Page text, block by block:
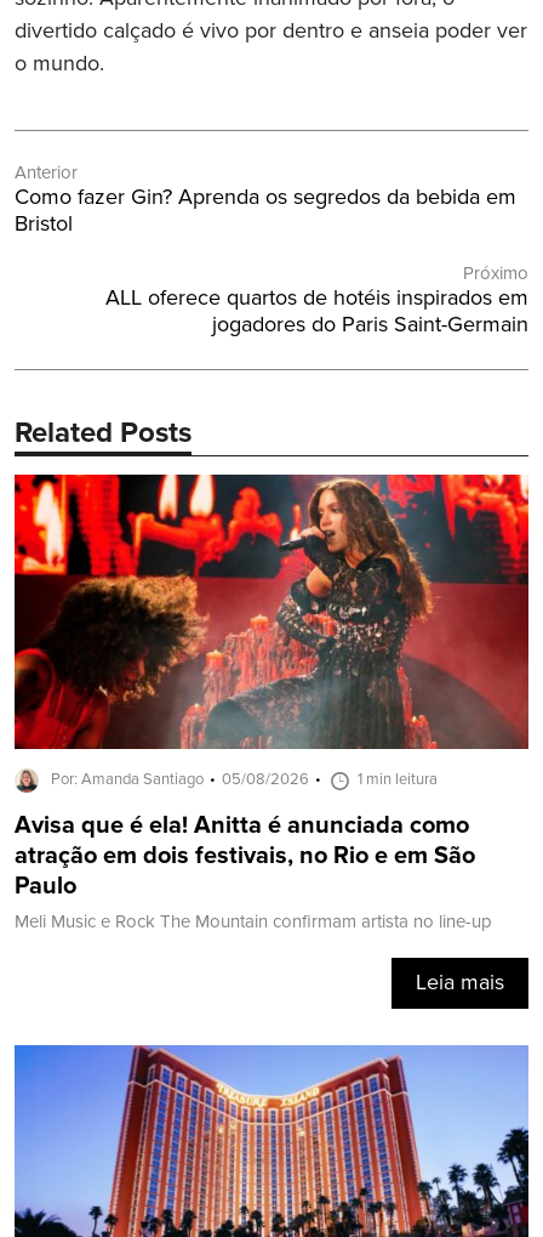
divertido calçado é vivo por dentro e anseia poder ver
o mundo.
de
Post
Anterior
Post
Anterior:
Como fazer Gin? Aprenda os segredos da bebida em
Bristol
Próximo
Próximo
ALL oferece quartos de hotéis inspirados em
jogadores do Paris Saint-Germain
Related Posts
Por: Amanda Santiago 05/08/2026 1 min leitura
Avisa que é ela! Anitta é anunciada como
atração em dois festivais, no Rio e em São
Paulo
Meli Music e Rock The Mountain confirmam artista no line-up
Leia mais